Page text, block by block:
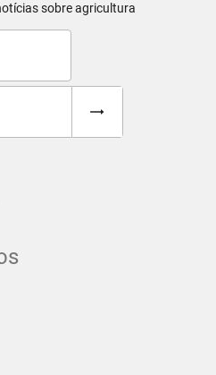
sobre agricultura